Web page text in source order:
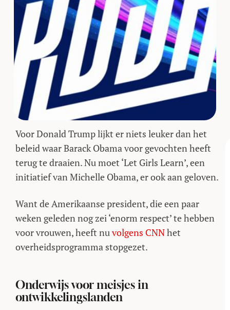
Voor Donald Trump lijkt er niets leuker dan het
beleid waar Barack Obama voor gevochten heeft
terug te draaien. Nu moet ‘Let Girls Learn’, een
initiatief van Michelle Obama, er ook aan geloven.
Want de Amerikaanse president, die een paar
weken geleden nog zei ‘enorm respect’ te hebben
voor vrouwen, heeft nuvolgens CNNhet
overheidsprogramma stopgezet.
Onderwijs voor meisjes in
ontwikkelingslanden